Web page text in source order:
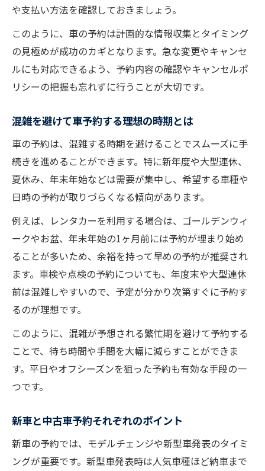
や支払い方法を確認しておきましょう。
このように、車の予約は計画的な情報収集とタイミング
の見極めが成功のカギとなります。急な変更やキャンセ
ルにも対応できるよう、予約内容の確認やキャンセルポ
リシーの把握も忘れずに行うことが大切です。
混雑を避けて車予約する理想の時期とは
車の予約は、混雑する時期を避けることでスムーズに手
続きを進めることができます。特に新年度や大型連休、
夏休み、年末年始などは需要が集中し、希望する車種や
日時の予約が取りづらくなる傾向があります。
例えば、レンタカーを利用する場合は、ゴールデンウィ
ークやお盆、年末年始の1ヶ月前には予約が埋まり始め
ることが多いため、余裕を持って早めの予約が推奨され
ます。車検や点検の予約についても、年度末や大型連休
前は混雑しやすいので、予定が分かり次第すぐに予約す
るのが理想です。
このように、混雑が予想される繁忙期を避けて予約する
ことで、待ち時間や手間を大幅に減らすことができま
す。平日やオフシーズンを狙った予約も有効な手段の一
つです。
新車と中古車予約それぞれのポイント
新車の予約では、モデルチェンジや新型車発表のタイミ
ングが重要です。新型車発表時は人気車種ほど納車まで